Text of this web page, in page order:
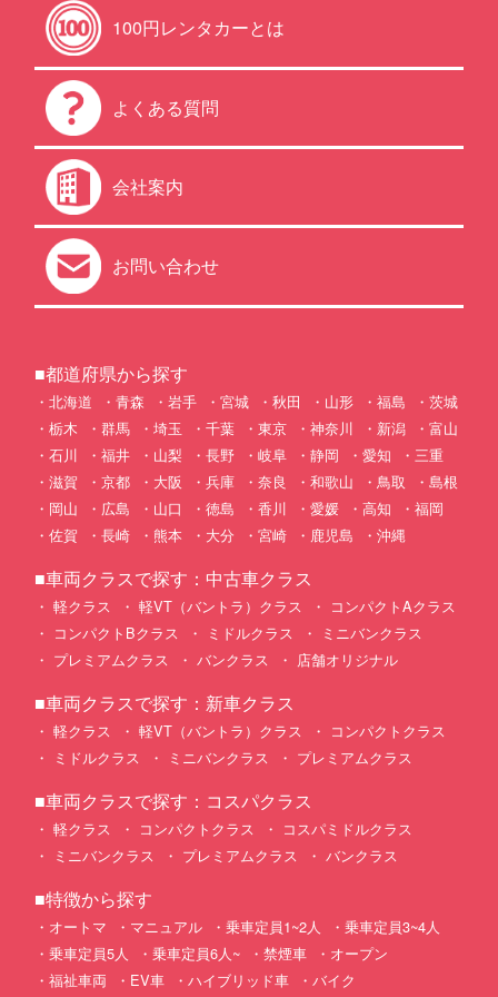
100円レンタカーとは
よくある質問
会社案内
お問い合わせ
■都道府県から探す
北海道 青森 岩手 宮城 秋田 山形 福島
茨城
栃木
群馬 埼玉 千葉 東京 神奈川 新潟
富山
石川
福井 山梨 長野 岐阜 静岡 愛知
三重
滋賀
京都 大阪 兵庫 奈良 和歌山 鳥取
島根
岡山
広島 山口 徳島 香川 愛媛 高知
福岡
佐賀
長崎 熊本 大分 宮崎 鹿児島 沖縄
■車両クラスで探す：中古車クラス
軽クラス 軽VT（バントラ）クラス
コンパクトAクラス
コンパクトBクラス
ミドルクラス
ミニバンクラス
プレミアムクラス
バンクラス 店舗オリジナル
■車両クラスで探す：新車クラス
軽クラス 軽VT（バントラ）クラス
コンパクトクラス
ミドルクラス
ミニバンクラス プレミアムクラス
■車両クラスで探す：コスパクラス
軽クラス コンパクトクラス
コスパミドルクラス
ミニバンクラス
プレミアムクラス バンクラス
■特徴から探す
オートマ マニュアル 乗車定員1~2人
乗車定員3~4人
乗車定員5人
乗車定員6人~ 禁煙車
オープン
福祉車両
EV車 ハイブリッド車
バイク